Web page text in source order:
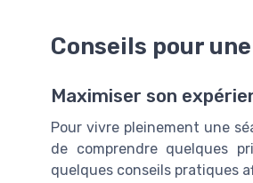
Conseils pour
Maximiser son
Pour vivre pleinement une
de comprendre quelques
quelques conseils pratiques